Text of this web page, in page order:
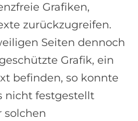
Grafiken,
zurückzugreifen.
Seiten dennoch
Grafik, ein
befinden, so konnte
nicht festgestellt
solchen